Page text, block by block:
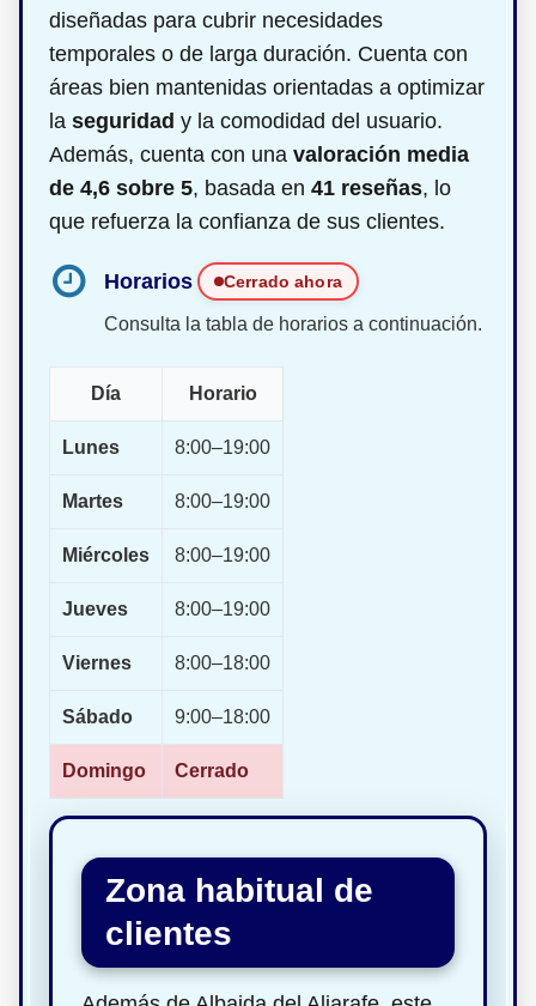
diseñadas para cubrir necesidades
temporales o de larga duración. Cuenta con
áreas bien mantenidas orientadas a optimizar
la seguridad y la comodidad del usuario.
Además, cuenta con una valoración media
de 4,6 sobre 5, basada en 41 reseñas, lo
que refuerza la confianza de sus clientes.
Horarios Cerrado ahora
Consulta la tabla de horarios a continuación.
Día Horario
Lunes 8:00–19:00
Martes 8:00–19:00
Miércoles 8:00–19:00
Jueves 8:00–19:00
Viernes 8:00–18:00
Sábado 9:00–18:00
Domingo Cerrado
Zona habitual de
clientes